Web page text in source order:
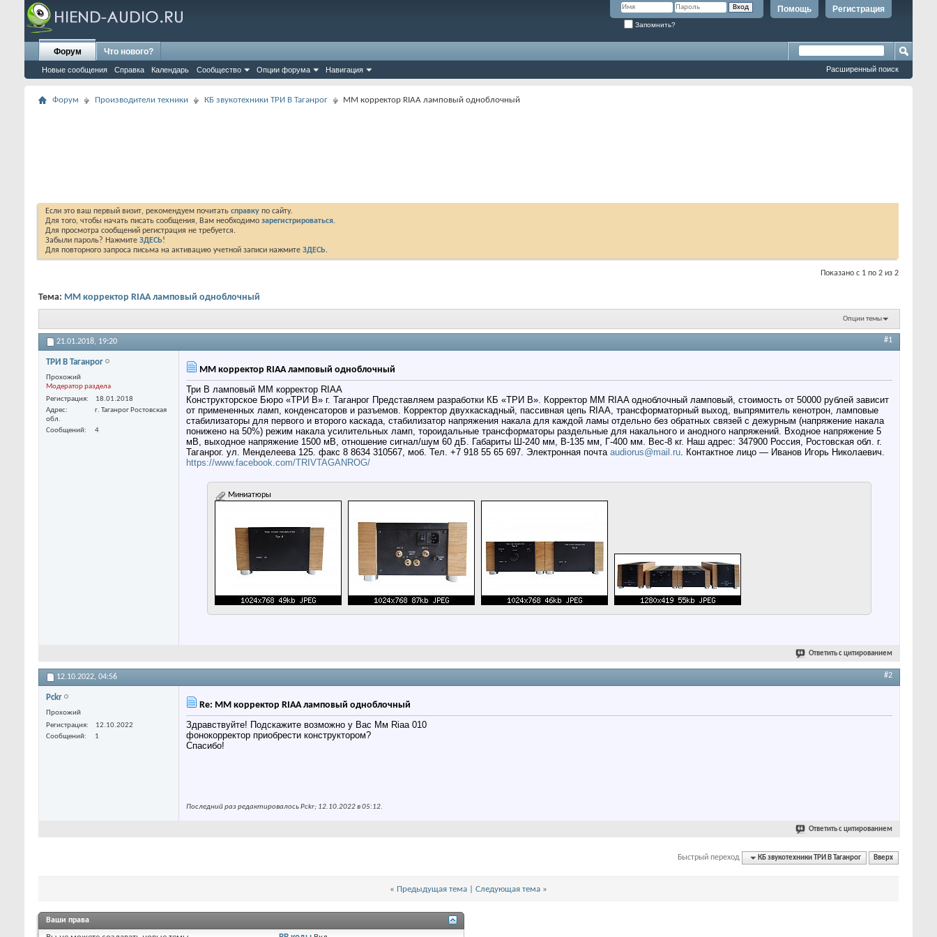
Регистрация
Помощь
Запомнить?
Форум
Новые сообщения Справка Календарь Сообщество Опции форума Навигация
Что нового?
Расширенный поиск
Форум Производители техники КБ звукотехники ТРИ В Таганрог ММ корректор RIAA ламповый одноблочный
Если это ваш первый визит, рекомендуем почитать справку по сайту.
Для того, чтобы начать писать сообщения, Вам необходимо зарегистрироваться.
Для просмотра сообщений регистрация не требуется.
Забыли пароль? Нажмите ЗДЕСЬ!
Для повторного запроса письма на активацию учетной записи нажмите ЗДЕСЬ.
Показано с 1 по 2 из 2
Тема: ММ корректор RIAA ламповый одноблочный
Опции темы
21.01.2018, 19:20 #1
ТРИ В Таганрог
Прохожий
Модератор раздела
Регистрация
18.01.2018
Адрес
г. Таганрог Ростовская
обл.
Сообщений
4
ММ корректор RIAA ламповый одноблочный
Три В ламповый ММ корректор RIAA
Конструкторское Бюро «ТРИ В» г. Таганрог Представляем разработки КБ «ТРИ В». Корректор ММ RIAA одноблочный ламповый, стоимость от 50000 рублей зависит
от примененных ламп, конденсаторов и разъемов. Корректор двухкаскадный, пассивная цепь RIAA, трансформаторный выход, выпрямитель кенотрон, ламповые
стабилизаторы для первого и второго каскада, стабилизатор напряжения накала для каждой ламы отдельно без обратных связей с дежурным (напряжение накала
понижено на 50%) режим накала усилительных ламп, тороидальные трансформаторы раздельные для накального и анодного напряжений. Входное напряжение 5
мВ, выходное напряжение 1500 мВ, отношение сигнал/шум 60 дБ. Габариты Ш-240 мм, В-135 мм, Г-400 мм. Вес-8 кг. Наш адрес: 347900 Россия, Ростовская обл. г.
Таганрог. ул. Менделеева 125. факс 8 8634 310567, моб. Тел. +7 918 55 65 697. Электронная почта audiorus@mail.ru. Контактное лицо — Иванов Игорь Николаевич.
https://www.facebook.com/TRIVTAGANROG/
Миниатюры
Ответить с цитированием
12.10.2022, 04:56 #2
Pckr
Прохожий
Регистрация
12.10.2022
Сообщений
1
Re: ММ корректор RIAA ламповый одноблочный
Здравствуйте! Подскажите возможно у Вас Мм Riaa 010
фонокорректор приобрести конструктором?
Спасибо!
Последний раз редактировалось Pckr; 12.10.2022 в05:12.
Ответить с цитированием
Быстрый переход КБ звукотехники ТРИ В Таганрог Вверх
« Предыдущая тема Следующая тема »
Ваши права